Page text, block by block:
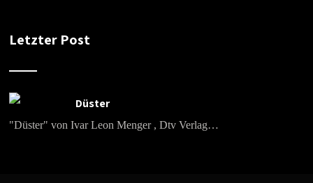
Letzter Post
Düster
"Düster" von Ivar Leon Menger , Dtv Verlag…